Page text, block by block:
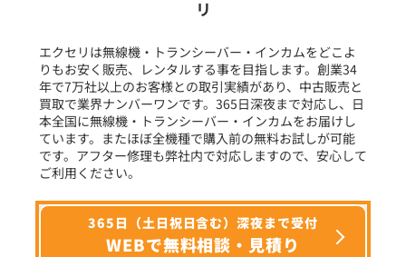
フリーワード入力(製品名等)
選択条件をリセット
リ
エクセリは無線機・トランシーバー・インカムをどこよ
りもお安く販売、レンタルする事を目指します。創業34
年で7万社以上のお客様との取引実績があり、中古販売と
買取で業界ナンバーワンです。365日深夜まで対応し、日
本全国に無線機・トランシーバー・インカムをお届けし
ています。またほぼ全機種で購入前の無料お試しが可能
です。アフター修理も弊社内で対応しますので、安心して
ご利用ください。
365日（土日祝日含む）深夜まで受付
WEBで無料相談・見積り